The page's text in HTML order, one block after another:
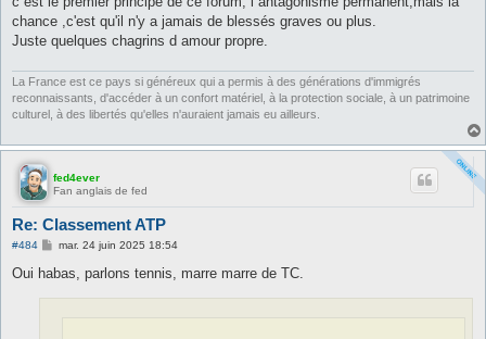
chance ,c'est qu'il n'y a jamais de blessés graves ou plus.
Juste quelques chagrins d amour propre.
La France est ce pays si généreux qui a permis à des générations d'immigrés
reconnaissants, d'accéder à un confort matériel, à la protection sociale, à un patrimoine
culturel, à des libertés qu'elles n'auraient jamais eu ailleurs.
fed4ever
Fan anglais de fed
Re: Classement ATP
#484
M
s
a
mar. 24 juin 2025 18:54
Oui habas, parlons tennis, marre marre de TC.